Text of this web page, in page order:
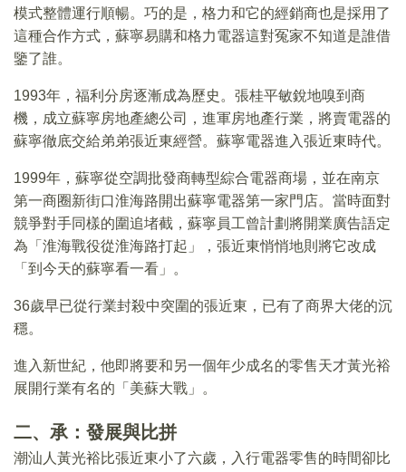
模式整體運行順暢。巧的是，格力和它的經銷商也是採用了
這種合作方式，蘇寧易購和格力電器這對冤家不知道是誰借
鑒了誰。
1993年，福利分房逐漸成為歷史。張桂平敏銳地嗅到商
機，成立蘇寧房地產總公司，進軍房地產行業，將賣電器的
蘇寧徹底交給弟弟張近東經營。蘇寧電器進入張近東時代。
1999年，蘇寧從空調批發商轉型綜合電器商場，並在南京
第一商圈新街口淮海路開出蘇寧電器第一家門店。當時面對
競爭對手同樣的圍追堵截，蘇寧員工曾計劃將開業廣告語定
為「淮海戰役從淮海路打起」，張近東悄悄地則將它改成
「到今天的蘇寧看一看」。
36歲早已從行業封殺中突圍的張近東，已有了商界大佬的沉
穩。
進入新世紀，他即將要和另一個年少成名的零售天才黃光裕
展開行業有名的「美蘇大戰」。
二、承：發展與比拼
潮汕人黃光裕比張近東小了六歲，入行電器零售的時間卻比